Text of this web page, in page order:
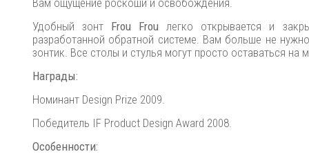
Вам ощущение роскоши и освобождения.
Удобный зонт Frou Frou легко открывается и
разработанной обратной системе. Вам больше не
зонтик. Все столы и стулья могут просто оставаться на
Награды:
Номинант Design Prize 2009.
Победитель IF Product Design Award 2008.
Особенности: